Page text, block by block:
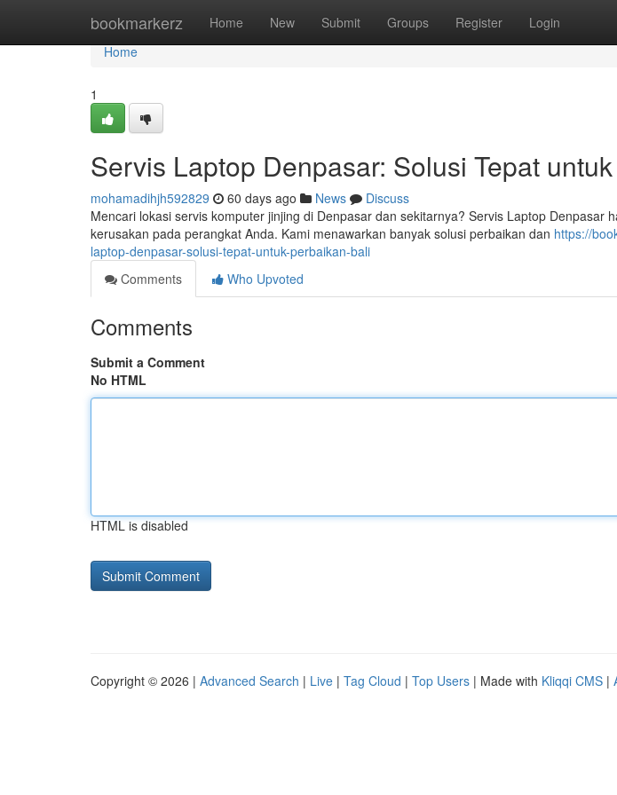
bookmarkerz Home New Submit Groups Register Login
Home
Home
1
Servis Laptop Denpasar: Solusi Tepat
mohamadihjh592829 60 days ago News
Discuss
Mencari lokasi servis komputer jinjing di Denpasar dan sekitarnya? Servis Laptop Denpasar
kerusakan pada perangkat Anda. Kami menawarkan banyak solusi perbaikan dan https://
laptop-denpasar-solusi-tepat-untuk-perbaikan-bali
Comments
Who Upvoted
Comments
Submit a Comment
No HTML
HTML is disabled
Copyright © 2026 | Advanced Search | Live | Tag Cloud | Top Users | Made with Kliqqi CMS |